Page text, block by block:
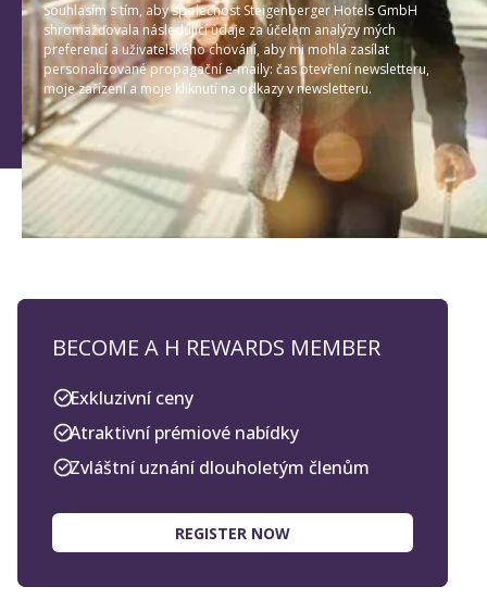
Souhlasím s tím, aby společnost Steigenberger Hotels GmbH
shromažďovala následující údaje za účelem analýzy mých
preferencí a uživatelského chování, aby mi mohla zasílat
personalizované propagační e-maily: čas otevření newsletteru,
moje zařízení a moje kliknutí na odkazy v newsletteru.
BECOME A H REWARDS MEMBER
Exkluzivní ceny
Atraktivní prémiové nabídky
Zvláštní uznání dlouholetým členům
REGISTER NOW